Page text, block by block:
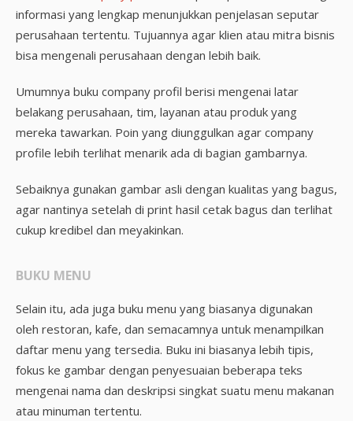
informasi yang lengkap menunjukkan penjelasan seputar
perusahaan tertentu. Tujuannya agar klien atau mitra bisnis
bisa mengenali perusahaan dengan lebih baik.
Umumnya buku company profil berisi mengenai latar
belakang perusahaan, tim, layanan atau produk yang
mereka tawarkan. Poin yang diunggulkan agar company
profile lebih terlihat menarik ada di bagian gambarnya.
Sebaiknya gunakan gambar asli dengan kualitas yang bagus,
agar nantinya setelah di print hasil cetak bagus dan terlihat
cukup kredibel dan meyakinkan.
BUKU MENU
Selain itu, ada juga buku menu yang biasanya digunakan
oleh restoran, kafe, dan semacamnya untuk menampilkan
daftar menu yang tersedia. Buku ini biasanya lebih tipis,
fokus ke gambar dengan penyesuaian beberapa teks
mengenai nama dan deskripsi singkat suatu menu makanan
atau minuman tertentu.